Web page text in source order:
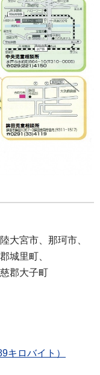
大宮市、那珂市、
城里町、
郡大子町
キロバイト）